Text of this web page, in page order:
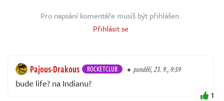
Pro napsání komentáře musíš být přihlášen.
Přihlásit se
Pajous-Drakous ROCKETCLUB pondělí, 23. 9., 9:59
bude life? na Indianu?
1